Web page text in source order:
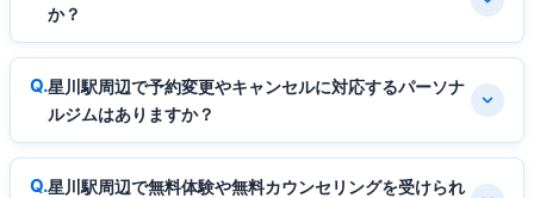
か？
星川駅周辺で予約変更やキャンセルに対応するパーソナ
ルジムはありますか？
星川駅周辺で無料体験や無料カウンセリングを受けられ